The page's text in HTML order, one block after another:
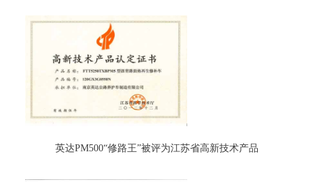
英达PM500“修路王”被评为江苏省高新技术产品